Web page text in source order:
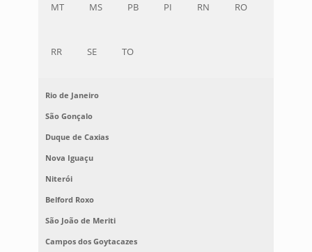
MT MS PB PI RN RO
RR SE TO
Rio de Janeiro
São Gonçalo
Duque de Caxias
Nova Iguaçu
Niterói
Belford Roxo
São João de Meriti
Campos dos Goytacazes